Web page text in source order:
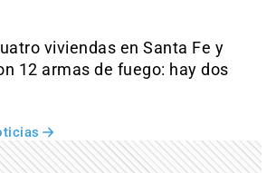
viviendas en Santa Fe y
12 armas de fuego: hay dos